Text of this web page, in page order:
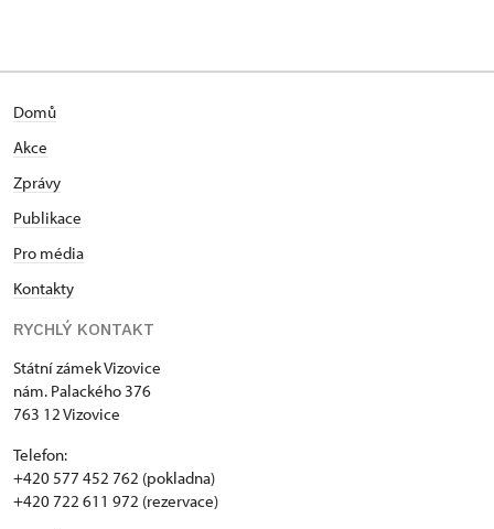
Domů
Akce
Zprávy
Publikace
Pro média
Kontakty
RYCHLÝ KONTAKT
Státní zámek Vizovice
nám. Palackého 376
763 12 Vizovice
Telefon:
+420 577 452 762 (pokladna)
+420 722 611 972 (rezervace)